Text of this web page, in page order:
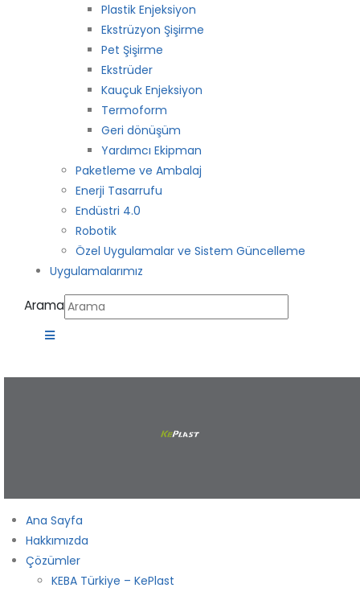
Plastik Enjeksiyon
Ekstrüzyon Şişirme
Pet Şişirme
Ekstrüder
Kauçuk Enjeksiyon
Termoform
Geri dönüşüm
Yardımcı Ekipman
Paketleme ve Ambalaj
Enerji Tasarrufu
Endüstri 4.0
Robotik
Özel Uygulamalar ve Sistem Güncelleme
Uygulamalarımız
Arama
Ana Sayfa
Hakkımızda
Çözümler
KEBA Türkiye – KePlast